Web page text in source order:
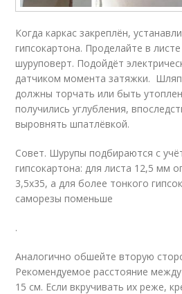
Когда каркас закреплён,
гипсокартона. Проделайте в
шуруповерт. Подойдёт
датчиком момента затяжки.
должны торчать или быть
получились углубления,
выровнять шпатлёвкой.
Совет. Шурупы подбираются с
гипсокартона: для листа 12,5 мм
3,5х35, а для более тонкого
саморезы поменьше
.
Аналогично обшейте вторую
Рекомендуемое расстояние
15 см. Если вкручивать их реже,